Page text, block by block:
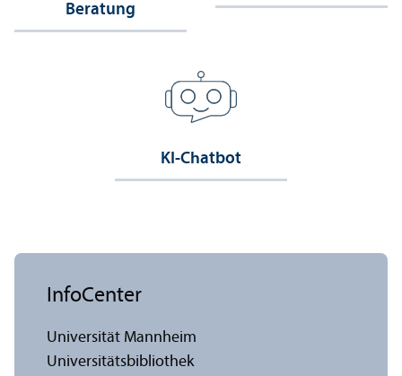
Beratung
KI-Chatbot
InfoCenter
Universität Mannheim
Universitäts­bibliothek